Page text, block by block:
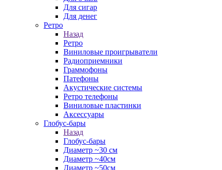
Для сигар
Для денег
Ретро
Назад
Ретро
Виниловые проигрыватели
Радиоприемники
Граммофоны
Патефоны
Акустические системы
Ретро телефоны
Виниловые пластинки
Аксессуары
Глобус-бары
Назад
Глобус-бары
Диаметр ~30 см
Диаметр ~40см
Диаметр ~50см